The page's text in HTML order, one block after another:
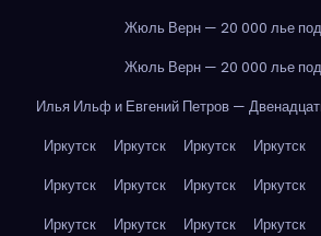
Жюль Верн — 20 000 лье
Жюль Верн — 20 000 лье
Илья Ильф и Евгений Петров —
Иркутск
Иркутск Иркутск Иркутск
Иркутск
Иркутск Иркутск Иркутск
Иркутск
Иркутск Иркутск Иркутск